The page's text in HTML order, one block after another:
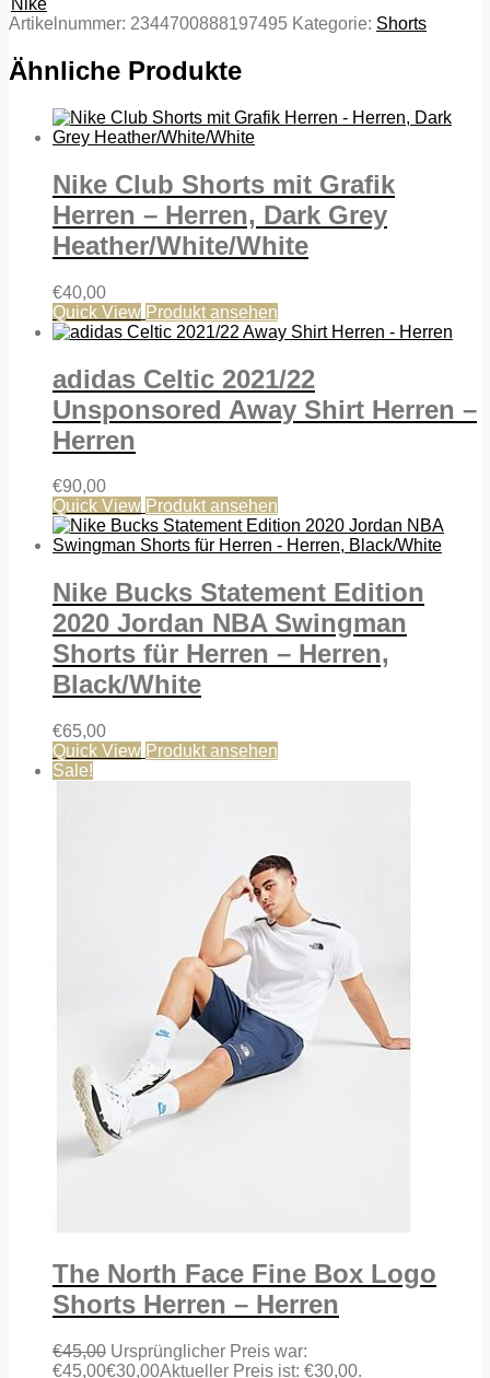
Nike
Artikelnummer: 2344700888197495 Kategorie: Shorts
Ähnliche Produkte
Nike Club Shorts mit Grafik
Herren – Herren, Dark Grey
Heather/White/White
€40,00
Quick View Produkt ansehen
adidas Celtic 2021/22
Unsponsored Away Shirt Herren –
Herren
€90,00
Quick View Produkt ansehen
Nike Bucks Statement Edition
2020 Jordan NBA Swingman
Shorts für Herren – Herren,
Black/White
€65,00
Quick View Produkt ansehen
Sale!
The North Face Fine Box Logo
Shorts Herren – Herren
€45,00 Ursprünglicher Preis war:
€45,00€30,00Aktueller Preis ist: €30,00.